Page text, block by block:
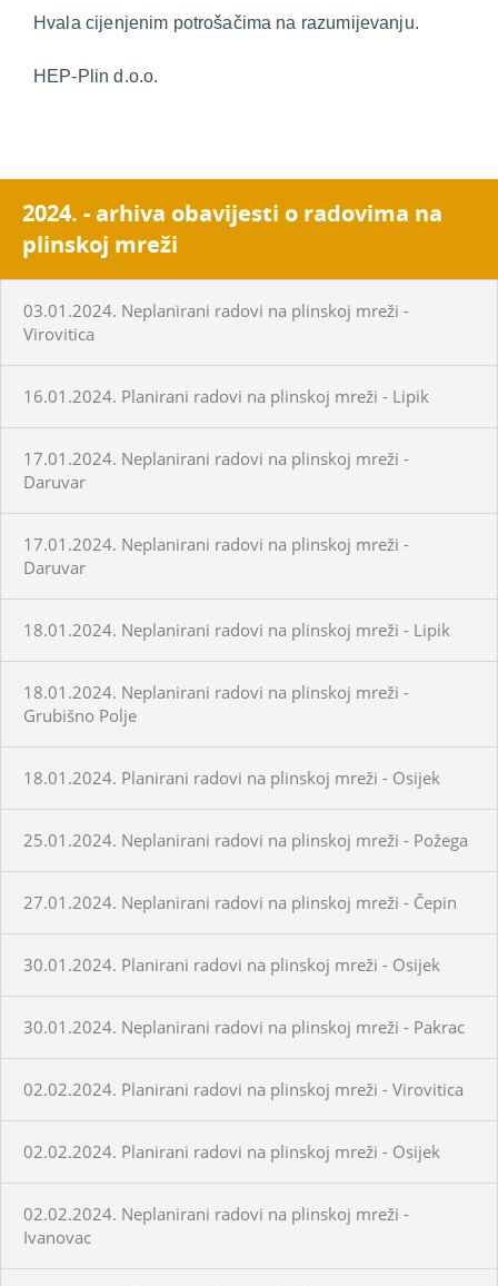
Hvala cijenjenim potrošačima na razumijevanju.
HEP-Plin d.o.o.
2024. - arhiva obavijesti o radovima na
plinskoj mreži
03.01.2024. Neplanirani radovi na plinskoj mreži -
Virovitica
16.01.2024. Planirani radovi na plinskoj mreži - Lipik
17.01.2024. Neplanirani radovi na plinskoj mreži -
Daruvar
17.01.2024. Neplanirani radovi na plinskoj mreži -
Daruvar
18.01.2024. Neplanirani radovi na plinskoj mreži - Lipik
18.01.2024. Neplanirani radovi na plinskoj mreži -
Grubišno Polje
18.01.2024. Planirani radovi na plinskoj mreži - Osijek
25.01.2024. Neplanirani radovi na plinskoj mreži - Požega
27.01.2024. Neplanirani radovi na plinskoj mreži - Čepin
30.01.2024. Planirani radovi na plinskoj mreži - Osijek
30.01.2024. Neplanirani radovi na plinskoj mreži - Pakrac
02.02.2024. Planirani radovi na plinskoj mreži - Virovitica
02.02.2024. Planirani radovi na plinskoj mreži - Osijek
02.02.2024. Neplanirani radovi na plinskoj mreži -
Ivanovac